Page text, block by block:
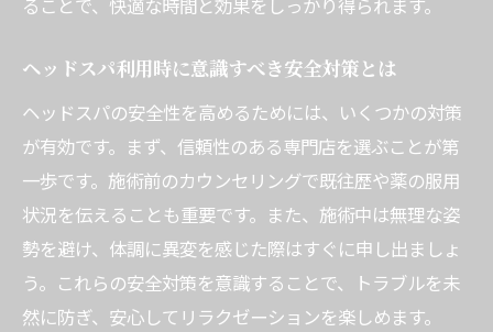
ることで、快適な時間と効果をしっかり得られます。
ヘッドスパ利用時に意識すべき安全対策とは
ヘッドスパの安全性を高めるためには、いくつかの対策
が有効です。まず、信頼性のある専門店を選ぶことが第
一歩です。施術前のカウンセリングで既往歴や薬の服用
状況を伝えることも重要です。また、施術中は無理な姿
勢を避け、体調に異変を感じた際はすぐに申し出ましょ
う。これらの安全対策を意識することで、トラブルを未
然に防ぎ、安心してリラクゼーションを楽しめます。